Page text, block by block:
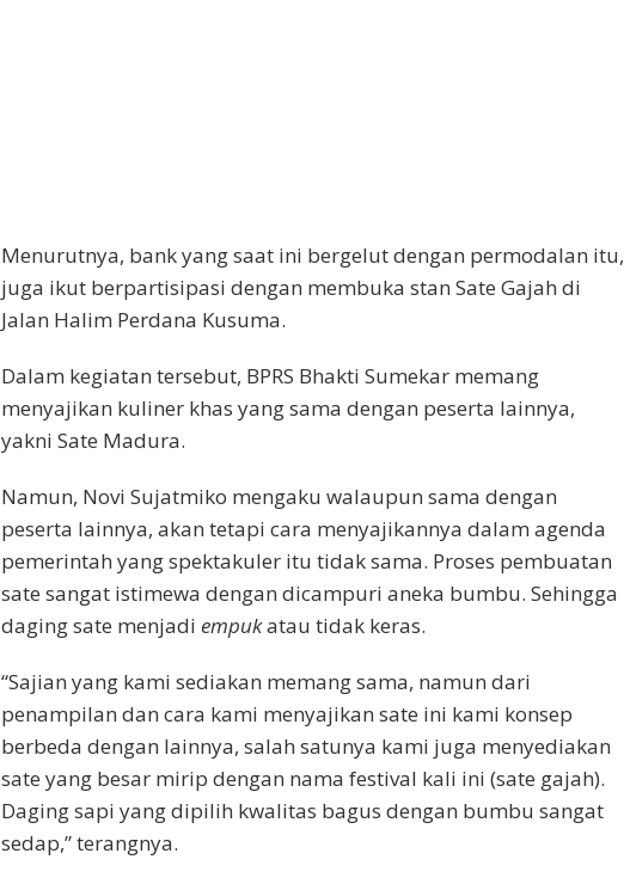
Menurutnya, bank yang saat ini bergelut dengan permodalan itu,
juga ikut berpartisipasi dengan membuka stan Sate Gajah di
Jalan Halim Perdana Kusuma.
Dalam kegiatan tersebut, BPRS Bhakti Sumekar memang
menyajikan kuliner khas yang sama dengan peserta lainnya,
yakni Sate Madura.
Namun, Novi Sujatmiko mengaku walaupun sama dengan
peserta lainnya, akan tetapi cara menyajikannya dalam agenda
pemerintah yang spektakuler itu tidak sama. Proses pembuatan
sate sangat istimewa dengan dicampuri aneka bumbu. Sehingga
daging sate menjadi empukatau tidak keras.
“Sajian yang kami sediakan memang sama, namun dari
penampilan dan cara kami menyajikan sate ini kami konsep
berbeda dengan lainnya, salah satunya kami juga menyediakan
sate yang besar mirip dengan nama festival kali ini (sate gajah).
Daging sapi yang dipilih kwalitas bagus dengan bumbu sangat
sedap,” terangnya.